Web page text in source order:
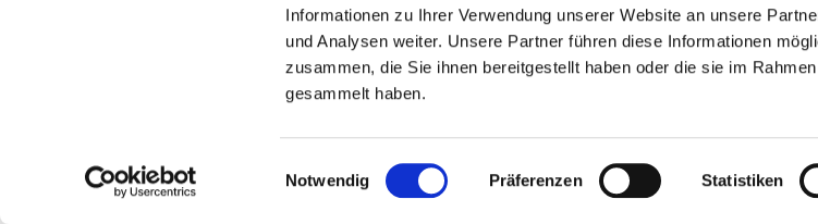
Informationen zu Ihrer Verwendung unserer Website an unsere
und Analysen weiter. Unsere Partner führen diese Informationen
zusammen, die Sie ihnen bereitgestellt haben oder die sie im
gesammelt haben.
Einwilligungsauswahl
Notwendig Präferenzen Statistiken
Impressum Datenschutzerklärung